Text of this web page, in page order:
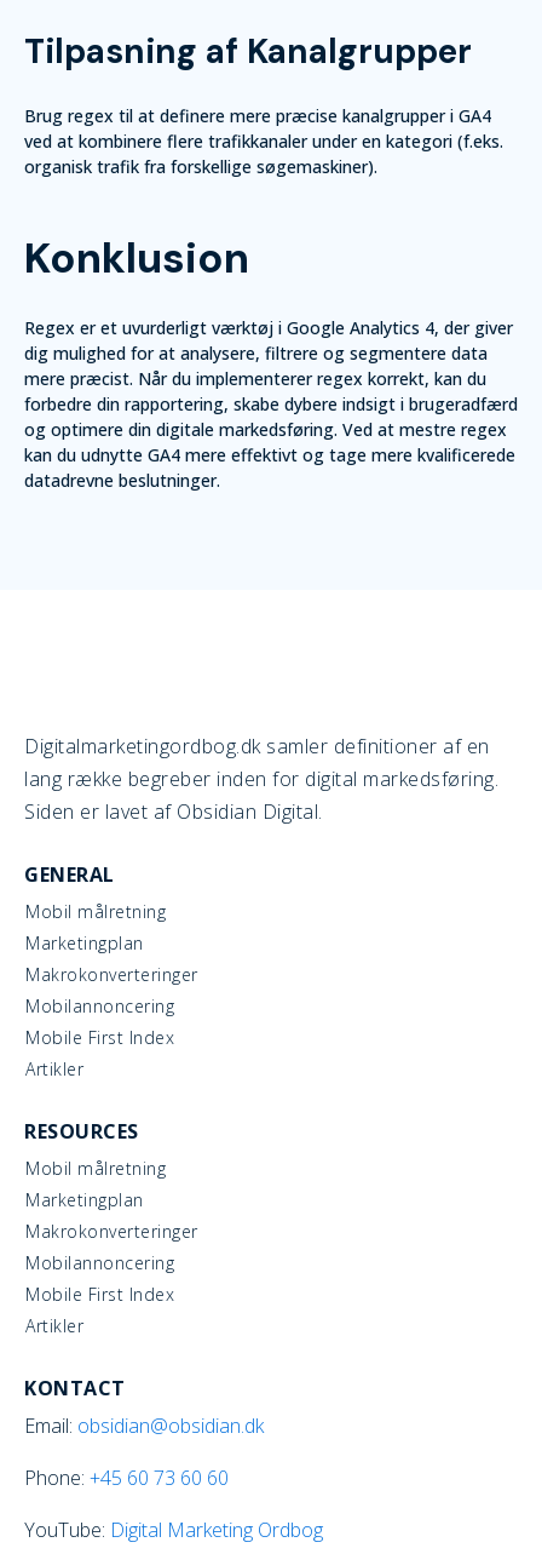
Tilpasning af Kanalgrupper
Brug regex til at definere mere præcise kanalgrupper i GA4
ved at kombinere flere trafikkanaler under en kategori (f.eks.
organisk trafik fra forskellige søgemaskiner).
Konklusion
Regex er et uvurderligt værktøj i Google Analytics 4, der giver
dig mulighed for at analysere, filtrere og segmentere data
mere præcist. Når du implementerer regex korrekt, kan du
forbedre din rapportering, skabe dybere indsigt i brugeradfærd
og optimere din digitale markedsføring. Ved at mestre regex
kan du udnytte GA4 mere effektivt og tage mere kvalificerede
datadrevne beslutninger.
Digitalmarketingordbog.dk samler definitioner af en
lang række begreber inden for digital markedsføring.
Siden er lavet af Obsidian Digital.
GENERAL
Mobil målretning
Marketingplan
Makrokonverteringer
Mobilannoncering
Mobile First Index
Artikler
RESOURCES
Mobil målretning
Marketingplan
Makrokonverteringer
Mobilannoncering
Mobile First Index
Artikler
KONTACT
Email: obsidian@obsidian.dk
Phone: +45 60 73 60 60
YouTube: Digital Marketing Ordbog